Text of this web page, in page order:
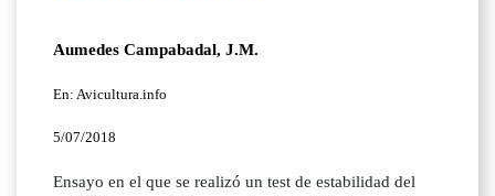
Aumedes Campabadal, J.M.
En: Avicultura.info
5/07/2018
Ensayo en el que se realizó un test de estabilidad del